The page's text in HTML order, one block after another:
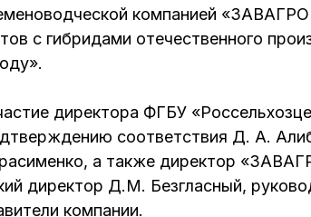
компанией
с гибридами отечественного
директора ФГБУ
соответствия Д. А.
а также директор
директор Д.М. Безгласный,
компании.